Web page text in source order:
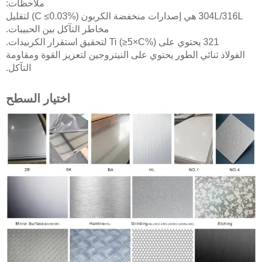
ملاحظات:
304L/316L هي إصدارات منخفضة الكربون (C ≤0.03%) لتقليل
مخاطر التآكل بين الحبيبات.
321 يحتوي على Ti (≥5×C%) لتحقيق استقرار الكربيدات.
الفولاذ ثنائي الطور يحتوي على النيتروجين لتعزيز القوة ومقاومة
التآكل.
اختيار السطح